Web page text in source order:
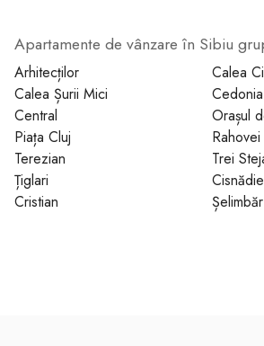
Apartamente de vânzare în Sibiu
Arhitecților
Calea
Calea Șurii Mici
Cedonia
Central
Orașul
Piața Cluj
Rahovei
Terezian
Trei
Țiglari
Cisnădie
Cristian
Șelimbăr